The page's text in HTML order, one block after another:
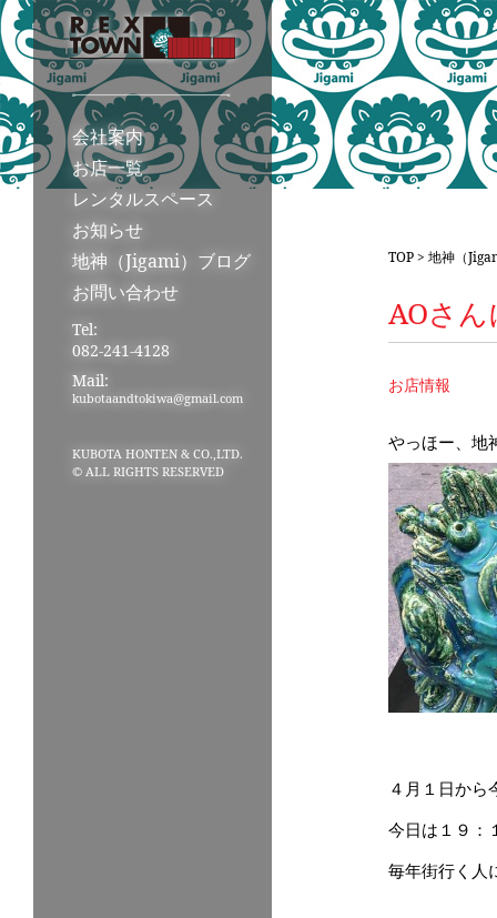
会社案内
お店一覧
レンタルスペース
お知らせ
地神（Jigami）ブログ
お問い合わせ
Tel:
082-241-4128
Mail:
kubotaandtokiwa@gmail.com
KUBOTA HONTEN & CO.,LTD.
© ALL RIGHTS RESERVED
TOP> 地神（
AOさ
お店情報
やっほー、地
４月１日から
今日は１９：
毎年街行く人